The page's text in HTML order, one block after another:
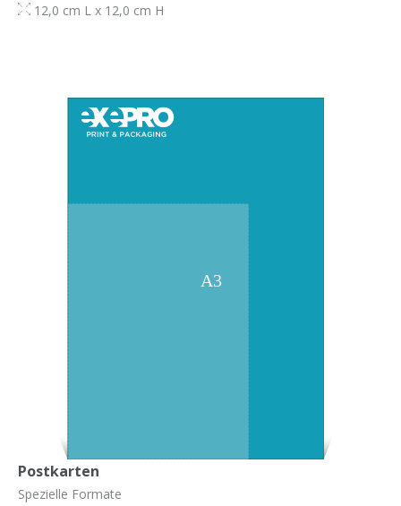
12,0 cm L x 12,0 cm H
Postkarten
Spezielle Formate